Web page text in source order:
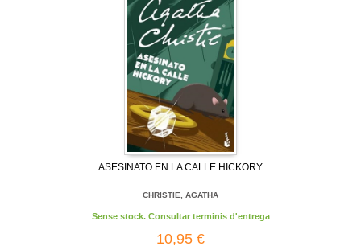
ASESINATO EN LA CALLE HICKORY
CHRISTIE, AGATHA
Sense stock. Consultar terminis d'entrega
10,95 €